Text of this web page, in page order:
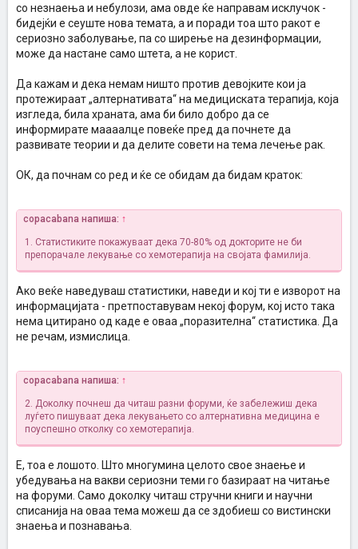
со незнаења и небулози, ама овде ќе направам исклучок -
бидејќи е сеуште нова темата, а и поради тоа што ракот е
сериозно заболување, па со ширење на дезинформации,
може да настане само штета, а не корист.
Да кажам и дека немам ништо против девојките кои ја
протежираат „алтернативата“ на медициската терапија, која
изгледа, била храната, ама би било добро да се
информирате маааалце повеќе пред да почнете да
развивате теории и да делите совети на тема лечење рак.
ОК, да почнам со ред и ќе се обидам да бидам краток:
copacabana напиша: ↑
1. Статистиките покажуваат дека 70-80% од докторите не би
препорачале лекување со хемотерапија на својата фамилија.
Ако веќе наведуваш статистики, наведи и кој ти е изворот на
информацијата - претпоставувам некој форум, кој исто така
нема цитирано од каде е оваа „поразителна“ статистика. Да
не речам, измислица.
copacabana напиша: ↑
2. Доколку почнеш да читаш разни форуми, ќе забележиш дека
луѓето пишуваат дека лекувањето со алтернативна медицина е
поуспешно отколку со хемотерапија.
Е, тоа е лошото. Што многумина целото свое знаење и
убедувања на вакви сериозни теми го базираат на читање
на форуми. Само доколку читаш стручни книги и научни
списанија на оваа тема можеш да се здобиеш со вистински
знаења и познавања.